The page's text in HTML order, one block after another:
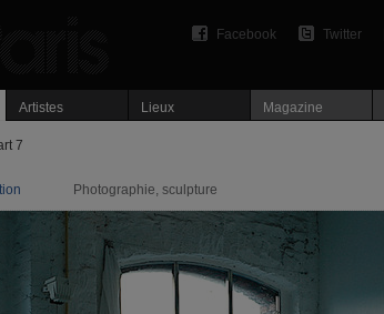
Twitter
Facebook
Artistes Lieux Magazine
7
Photographie, sculpture